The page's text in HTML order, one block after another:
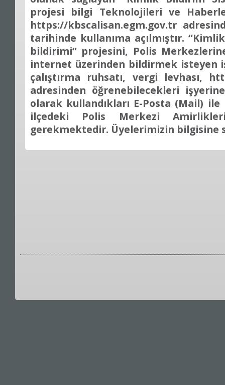
projesi bilgi Teknolojileri ve
https://kbscalisan.egm.gov.tr
tarihinde kullanıma açılmıştır.
bildirimi” projesini, Polis
internet üzerinden bildirmek isteyen
çalıştırma ruhsatı, vergi levhası,
adresinden öğrenebilecekleri
olarak kullandıkları E-Posta (Mail)
ilçedeki Polis Merkezi
gerekmektedir. Üyelerimizin bilgisine